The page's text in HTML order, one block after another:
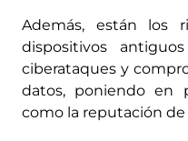
Además, están los
dispositivos
ciberataques y
datos, poniendo en
como la reputación de